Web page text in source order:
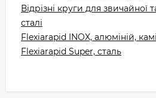
Відрізні круги для звичайної
сталі
Flexiarapid INOX, алюміній,
Flexiarapid Super, сталь